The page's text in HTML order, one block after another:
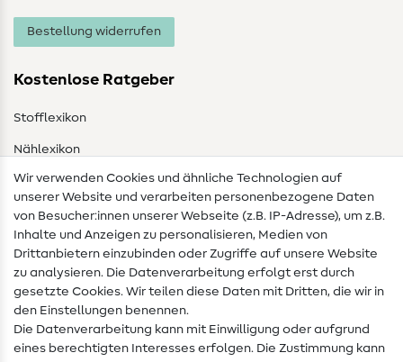
Bestellung widerrufen
Kostenlose Ratgeber
Stofflexikon
Nählexikon
Nähanleitungen
Hilfe & Kontakt
Kontakt
Infos zum Betreiberwechsel
Widerrufsrecht
Wir verwenden Cookies und ähnliche Technologien auf
unserer Website und verarbeiten personenbezogene Daten
von Besucher:innen unserer Webseite (z.B. IP-Adresse), um z.B.
Inhalte und Anzeigen zu personalisieren, Medien von
Drittanbietern einzubinden oder Zugriffe auf unsere Website
zu analysieren. Die Datenverarbeitung erfolgt erst durch
gesetzte Cookies. Wir teilen diese Daten mit Dritten, die wir in
den Einstellungen benennen.
Die Datenverarbeitung kann mit Einwilligung oder aufgrund
eines berechtigten Interesses erfolgen. Die Zustimmung kann